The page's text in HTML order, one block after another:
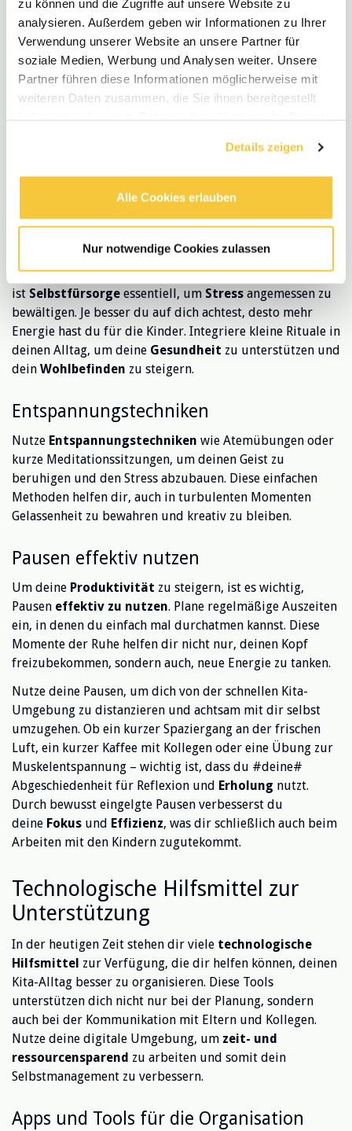
zu können und die Zugriffe auf unsere Website zu
analysieren. Außerdem geben wir Informationen zu Ihrer
Verwendung unserer Website an unsere Partner für
soziale Medien, Werbung und Analysen weiter. Unsere
Partner führen diese Informationen möglicherweise mit
weiteren Daten zusammen, die Sie ihnen bereitgestellt
Details zeigen
Alle Cookies erlauben
Nur notwendige Cookies zulassen
Um gemeinsame Zielsetzungen zu definieren, solltet ihr
regelmäßigTeambesprechungenabhalten, in denen ihr
eure Ziele diskutiert und Prioritäten festlegt. Ermuntert
jeden, seine Ideen einzubringen und berücksichtigt
unterschiedliche Perspektiven. Zielsetzungen
solltenrealistischundmessbarsein, damit ihr eure
alle auf ein gemeinsames Ziel hinarbeiten. Viel Spaß beim
Umsetzen!
Stressbewältigung und
Selbstfürsorge
In der hektischen Welt der Kita
ist Selbstfürsorge essentiell, um Stress angemessen zu
bewältigen. Je besser du auf dich achtest, desto mehr
Energie hast du für die Kinder. Integriere kleine Rituale in
deinen Alltag, um deine Gesundheit zu unterstützen und
dein Wohlbefinden zu steigern.
Entspannungstechniken
Nutze Entspannungstechniken wie Atemübungen oder
kurze Meditationssitzungen, um deinen Geist zu
beruhigen und den Stress abzubauen. Diese einfachen
Methoden helfen dir, auch in turbulenten Momenten
Gelassenheit zu bewahren und kreativ zu bleiben.
Pausen effektiv nutzen
Um deine Produktivität zu steigern, ist es wichtig,
Pausen effektiv zu nutzen. Plane regelmäßige Auszeiten
ein, in denen du einfach mal durchatmen kannst. Diese
Momente der Ruhe helfen dir nicht nur, deinen Kopf
freizubekommen, sondern auch, neue Energie zu tanken.
Nutze deine Pausen, um dich von der schnellen Kita-
Umgebung zu distanzieren und achtsam mit dir selbst
umzugehen. Ob ein kurzer Spaziergang an der frischen
Luft, ein kurzer Kaffee mit Kollegen oder eine Übung zur
Muskelentspannung – wichtig ist, dass du #deine#
Abgeschiedenheit für Reflexion und Erholung nutzt.
Durch bewusst eingelgte Pausen verbesserst du
deine Fokus und Effizienz, was dir schließlich auch beim
Arbeiten mit den Kindern zugutekommt.
Technologische Hilfsmittel zur
Unterstützung
In der heutigen Zeit stehen dir viele technologische
Hilfsmittel zur Verfügung, die dir helfen können, deinen
Kita-Alltag besser zu organisieren. Diese Tools
unterstützen dich nicht nur bei der Planung, sondern
auch bei der Kommunikation mit Eltern und Kollegen.
Nutze deine digitale Umgebung, um zeit- und
ressourcensparend zu arbeiten und somit dein
Selbstmanagement zu verbessern.
Apps und Tools für die Organisation